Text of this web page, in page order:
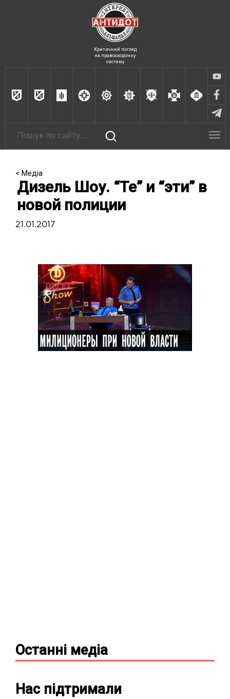
Критичний погляд
на правоохоронну
систему
< Медіа
Дизель Шоу. “Те” и “эти” в
новой полиции
21.01.2017
Останні медіа
Нас підтримали